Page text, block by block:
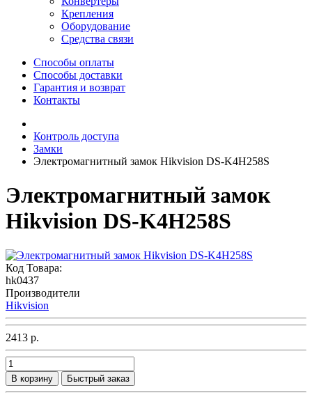
Крепления
Оборудование
Средства связи
Способы оплаты
Способы доставки
Гарантия и возврат
Контакты
Контроль доступа
Замки
Электромагнитный замок Hikvision DS-K4H258S
Электромагнитный замок
Hikvision DS-K4H258S
Код Товара:
hk0437
Производители
Hikvision
2413 р.
В корзину Быстрый заказ